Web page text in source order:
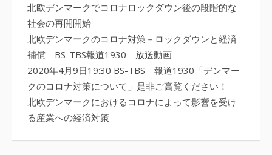
北欧デンマークでコロナロックダウン後の段階的な
社会の再開開始
北欧デンマークのコロナ対策－ロックダウンと経済
補償 BS-TBS報道1930 放送動画
2020年4月9日19:30 BS-TBS 報道1930「デンマー
クのコロナ対策について」是非ご高覧ください！
北欧デンマークにおけるコロナによって影響を受け
る産業への経済対策